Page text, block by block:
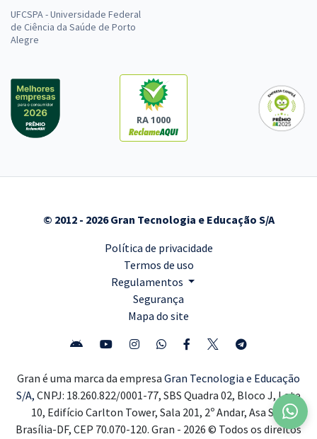
UFCSPA - Universidade Federal
de Ciência da Saúde de Porto
Alegre
RA 1000
© 2012 - 2026 Gran Tecnologia e Educação S/A
Política de privacidade
Termos de uso
Regulamentos
Segurança
Mapa do site
Gran é uma marca da empresa Gran Tecnologia e Educação
S/A, CNPJ: 18.260.822/0001-77, SBS Quadra 02, Bloco J, Lote
10, Edifício Carlton Tower, Sala 201, 2º Andar, Asa Sul,
Brasília-DF, CEP 70.070-120. Gran - 2026 © Todos os direitos